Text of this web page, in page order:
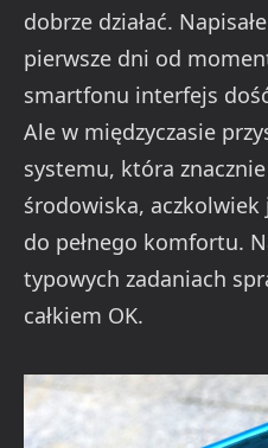
dobrze działać.
pierwsze dni od
smartfonu interfejs
Ale w międzyczasie
systemu, która znacznie
środowiska,
do pełnego komfortu.
typowych zadaniach
całkiem OK.